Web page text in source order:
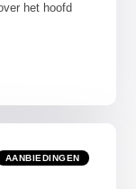
het hoofd
AANBIEDINGEN